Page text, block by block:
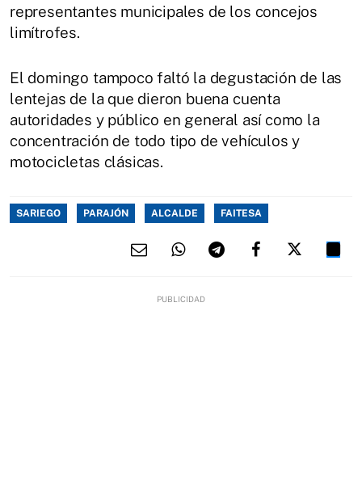
representantes municipales de los concejos
limítrofes.
El domingo tampoco faltó la degustación de las
lentejas de la que dieron buena cuenta
autoridades y público en general así como la
concentración de todo tipo de vehículos y
motocicletas clásicas.
SARIEGO PARAJÓN ALCALDE FAITESA